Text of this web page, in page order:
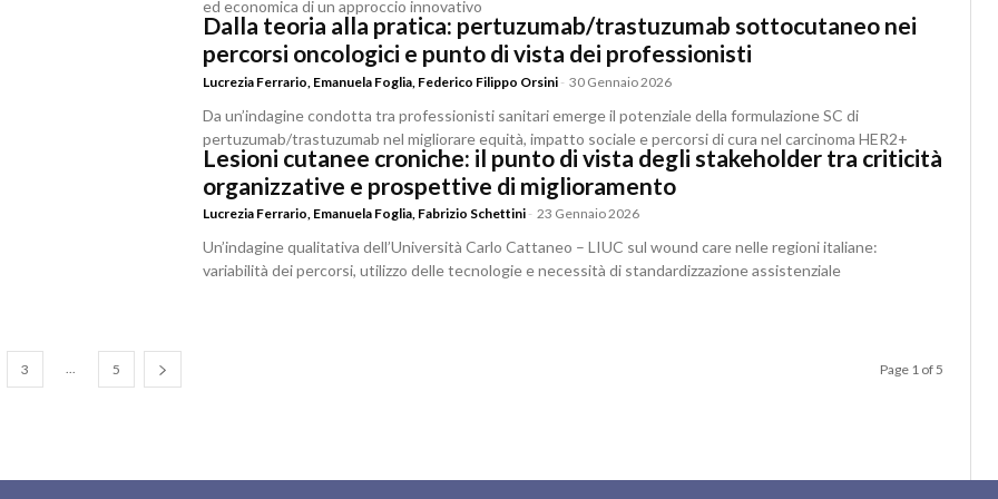
ed economica di un approccio innovativo
Dalla teoria alla pratica: pertuzumab/trastuzumab sottocutaneo nei
percorsi oncologici e punto di vista dei professionisti
Lucrezia Ferrario Emanuela Foglia Federico Filippo Orsini - 30 Gennaio 2026
Da un’indagine condotta tra professionisti sanitari emerge il potenziale della formulazione SC di
pertuzumab/trastuzumab nel migliorare equità, impatto sociale e percorsi di cura nel carcinoma HER2+
Lesioni cutanee croniche: il punto di vista degli stakeholder tra criticità
organizzative e prospettive di miglioramento
Lucrezia Ferrario Emanuela Foglia Fabrizio Schettini - 23 Gennaio 2026
Un’indagine qualitativa dell’Università Carlo Cattaneo – LIUC sul wound care nelle regioni italiane:
variabilità dei percorsi, utilizzo delle tecnologie e necessità di standardizzazione assistenziale
3 5 Page 1 of 5